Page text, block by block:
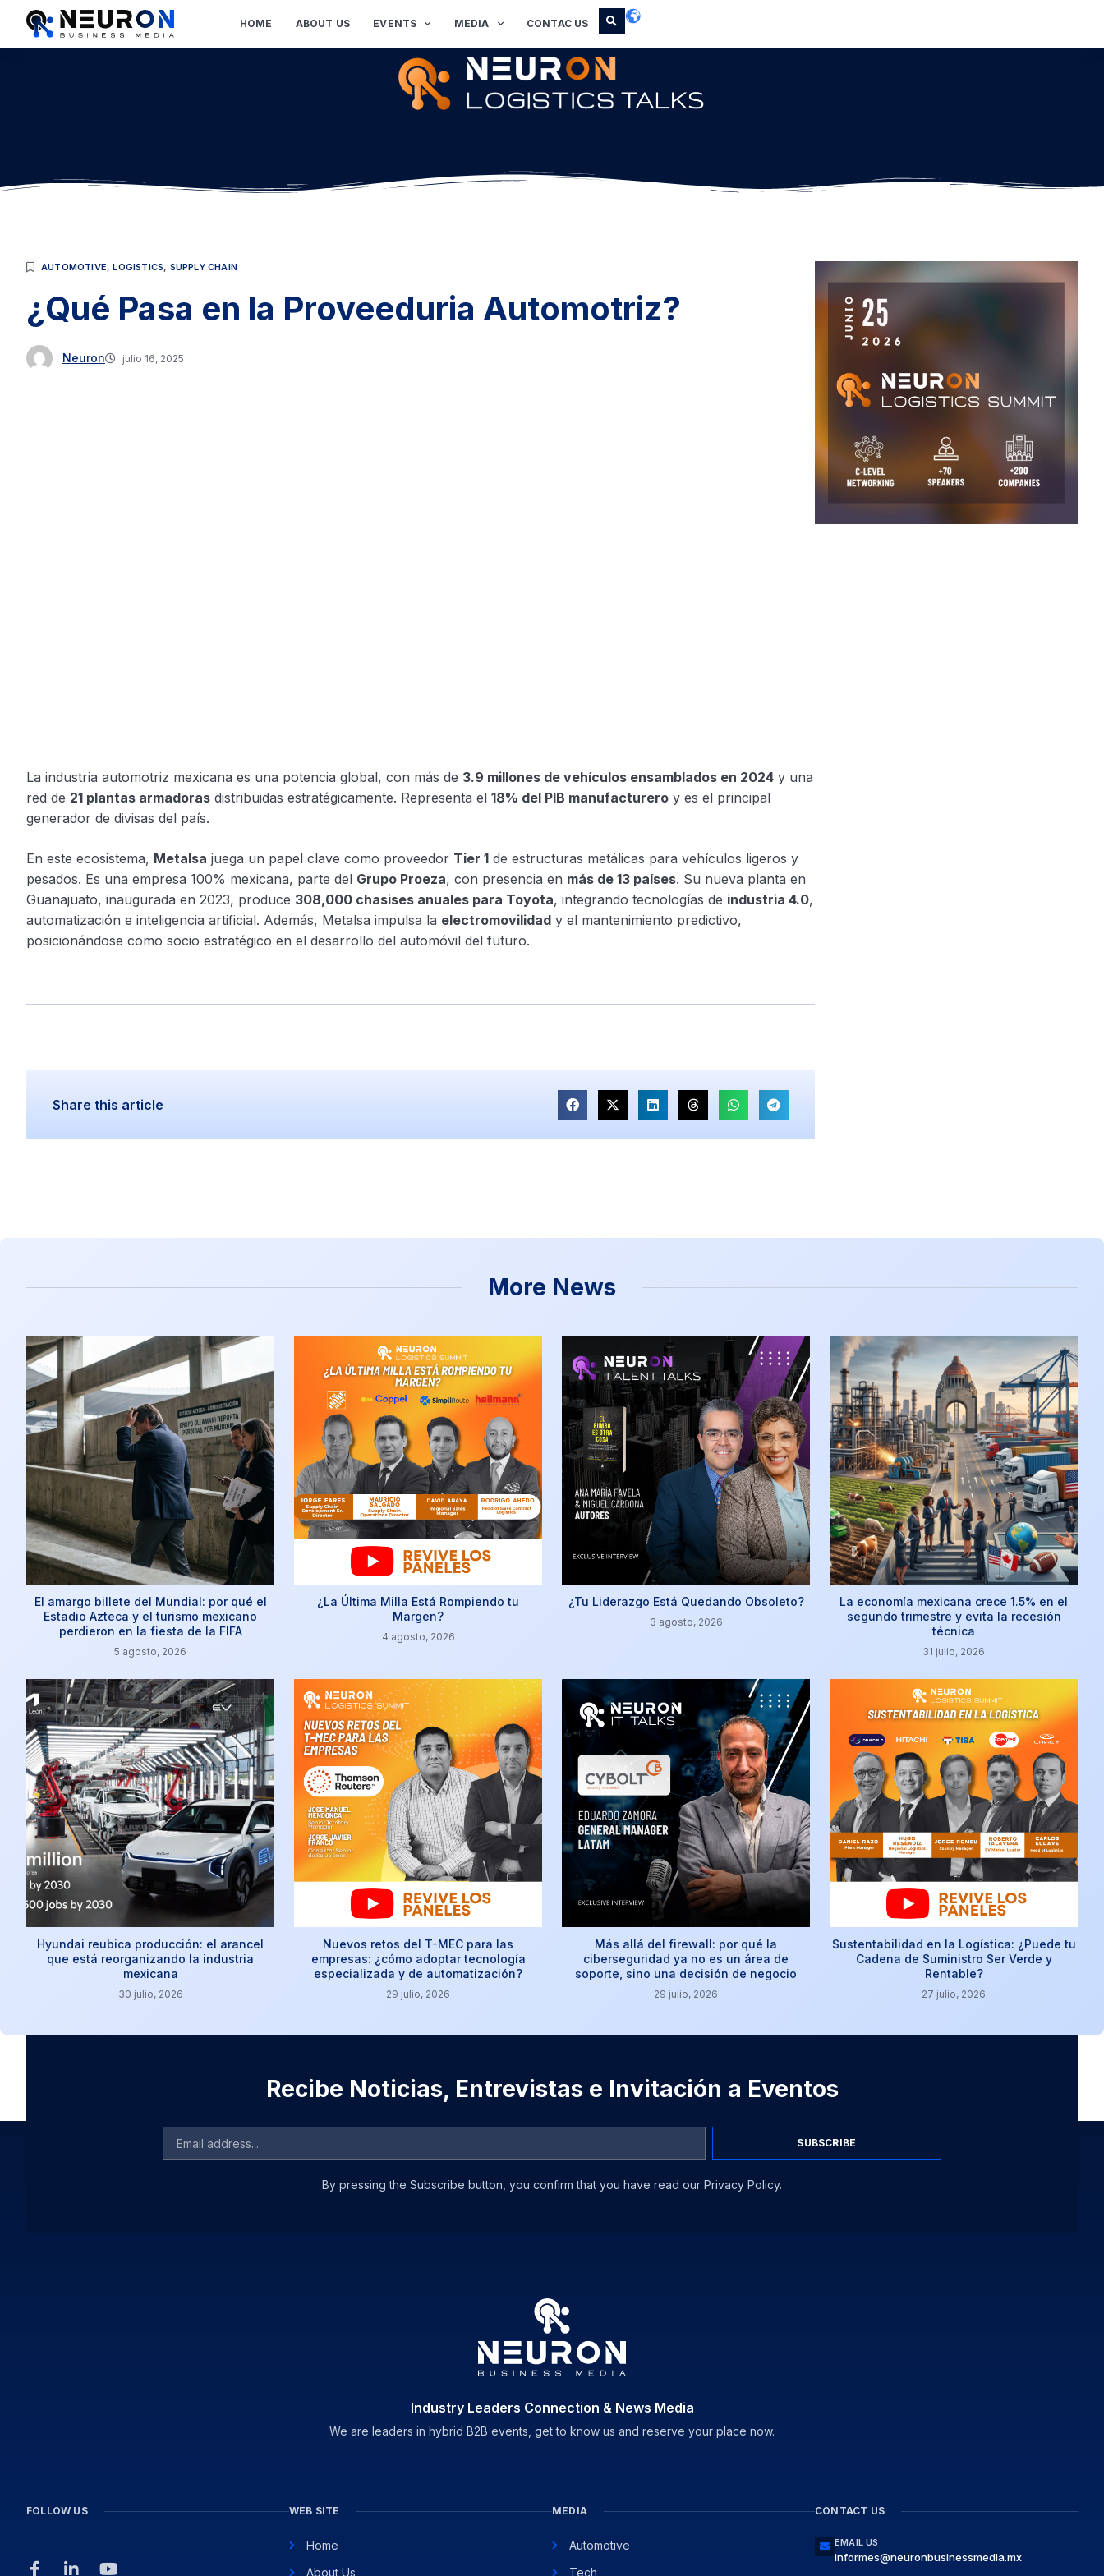
HOME ABOUT US EVENTS MEDIA CONTAC US
AUTOMOTIVE,LOGISTICS, SUPPLY CHAIN
¿Qué Pasa en la Proveeduria Automotriz?
Neuron julio 16, 2025
La industria automotriz mexicana es una potencia global, con más de 3.9 millones de vehículos ensamblados en 2024 y una
red de 21 plantas armadoras distribuidas estratégicamente. Representa el 18% del PIB manufacturero y es el principal
generador de divisas del país.
En este ecosistema, Metalsa juega un papel clave como proveedor Tier 1 de estructuras metálicas para vehículos ligeros y
pesados. Es una empresa 100% mexicana, parte del Grupo Proeza, con presencia en más de 13 países. Su nueva planta en
Guanajuato, inaugurada en 2023, produce 308,000 chasises anuales para Toyota, integrando tecnologías de industria 4.0,
automatización e inteligencia artificial. Además, Metalsa impulsa la electromovilidad y el mantenimiento predictivo,
posicionándose como socio estratégico en el desarrollo del automóvil del futuro.
Share this article
More News
El amargo billete del Mundial: por qué el
Estadio Azteca y el turismo mexicano
perdieron en la fiesta de la FIFA
5 agosto, 2026
¿La Última Milla Está Rompiendo tu
Margen?
4 agosto, 2026
¿Tu Liderazgo Está Quedando Obsoleto?
3 agosto, 2026
La economía mexicana crece 1.5% en el
segundo trimestre y evita la recesión
técnica
31 julio, 2026
Hyundai reubica producción: el arancel
que está reorganizando la industria
mexicana
30 julio, 2026
Nuevos retos del T-MEC para las
empresas: ¿cómo adoptar tecnología
especializada y de automatización?
29 julio, 2026
Más allá del firewall: por qué la
ciberseguridad ya no es un área de
soporte, sino una decisión de negocio
29 julio, 2026
Sustentabilidad en la Logística: ¿Puede tu
Cadena de Suministro Ser Verde y
Rentable?
27 julio, 2026
Recibe Noticias, Entrevistas e Invitación a Eventos
SUBSCRIBE
By pressing the Subscribe button, you confirm that you have read our Privacy Policy.
Industry Leaders Connection & News Media
We are leaders in hybrid B2B events, get to know us and reserve your place now.
FOLLOW US WEB SITE
Home
About Us
MEDIA
Automotive
Tech
CONTACT US
EMAIL US
informes@neuronbusinessmedia.mx